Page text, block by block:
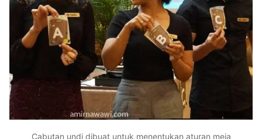
Cabutan undi dibuat untuk menentukan aturan meja